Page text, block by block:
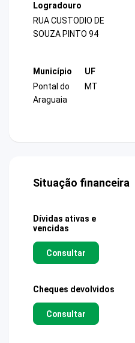
Logradouro
RUA CUSTODIO DE
SOUZA PINTO 94
Município
Pontal do
Araguaia
UF
MT
Situação financeira
Dívidas ativas e
vencidas
Consultar
Cheques devolvidos
Consultar